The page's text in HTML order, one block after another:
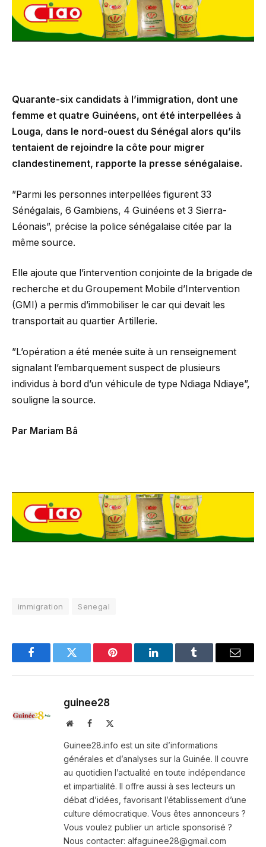
Quarante-six candidats à l’immigration, dont une
femme et quatre Guinéens, ont été interpellées à
Louga, dans le nord-ouest du Sénégal alors qu’ils
tentaient de rejoindre la côte pour migrer
clandestinement, rapporte la presse sénégalaise.
”Parmi les personnes interpellées figurent 33
Sénégalais, 6 Gambiens, 4 Guinéens et 3 Sierra-
Léonais”, précise la police sénégalaise citée par la
même source.
Elle ajoute que l’intervention conjointe de la brigade de
recherche et du Groupement Mobile d’Intervention
(GMI) a permis d’immobiliser le car qui devait les
transportait au quartier Artillerie.
”L’opération a été menée suite à un renseignement
signalant l’embarquement suspect de plusieurs
individus à bord d’un véhicule de type Ndiaga Ndiaye”,
souligne la source.
Par Mariam Bâ
immigration Senegal
FacebookTwitter Pinterest LinkedInTumblr Email
guinee28
WebsiteFacebook
Guinee28.info est un site d’informations
générales et d’analyses sur la Guinée. Il couvre
au quotidien l’actualité en toute indépendance
et impartialité. Il offre aussi à ses lecteurs un
débat d’idées, favorisant l’établissement d’une
culture démocratique. Vous êtes annonceurs ?
Vous voulez publier un article sponsorisé ?
Nous contacter: alfaguinee28@gmail.com